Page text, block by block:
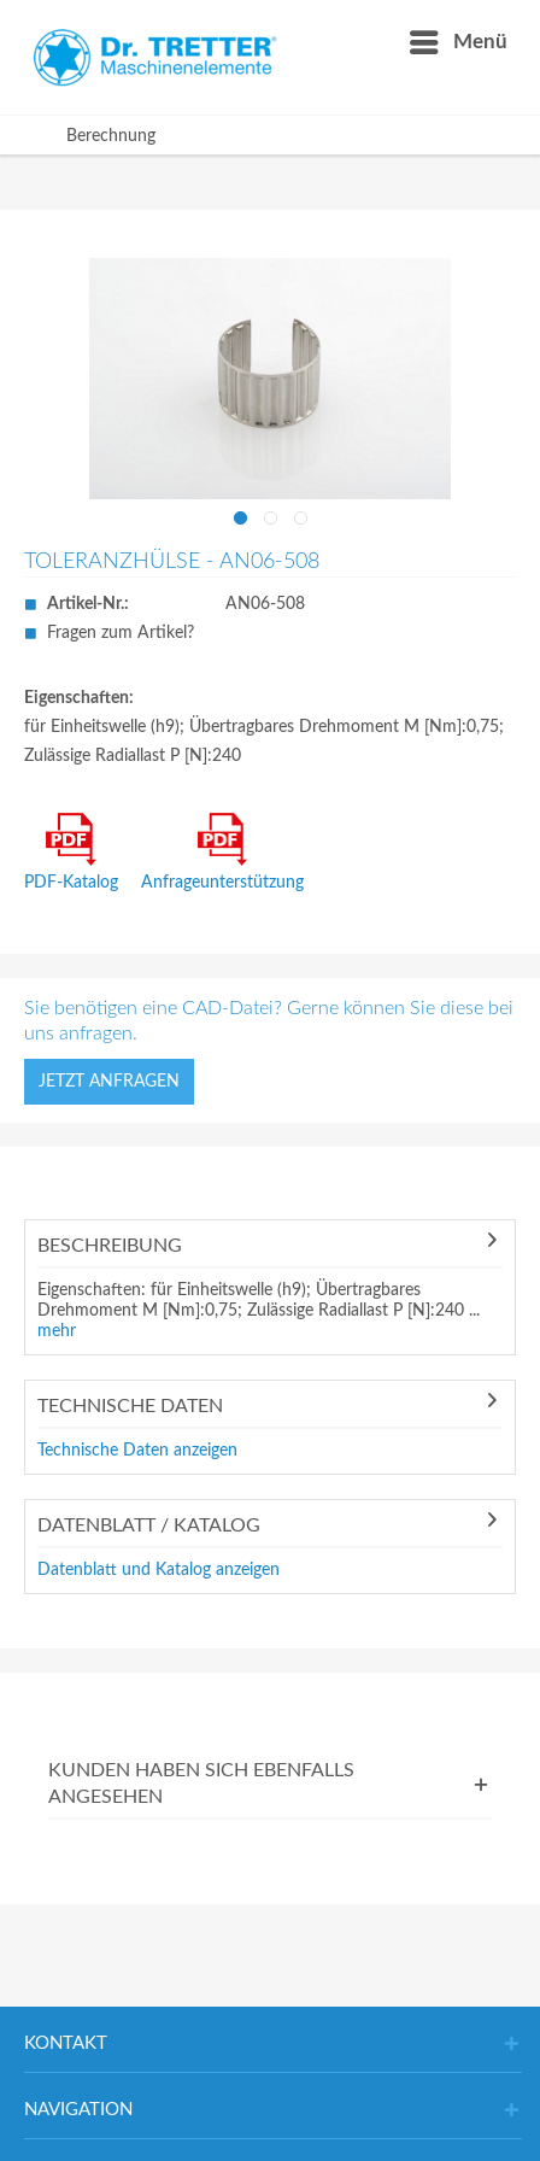
Menü
Berechnung
TOLERANZHÜLSE - AN06-508
Artikel-Nr.:
AN06-508
Fragen zum Artikel?
Eigenschaften:
für Einheitswelle (h9); Übertragbares Drehmoment M [Nm]:0,75;
Zulässige Radiallast P [N]:240
PDF-Katalog Anfrageunterstützung
Sie benötigen eine CAD-Datei? Gerne können Sie diese bei
uns anfragen.
JETZT ANFRAGEN
BESCHREIBUNG
Eigenschaften: für Einheitswelle (h9); Übertragbares
Drehmoment M [Nm]:0,75; Zulässige Radiallast P [N]:240 ...
mehr
TECHNISCHE DATEN
Technische Daten anzeigen
DATENBLATT / KATALOG
Datenblatt und Katalog anzeigen
KUNDEN HABEN SICH EBENFALLS
ANGESEHEN
KONTAKT
NAVIGATION